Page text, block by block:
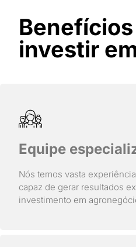
investir
Equipe
Nós temos vasta
capaz de gerar resultados
investimento em